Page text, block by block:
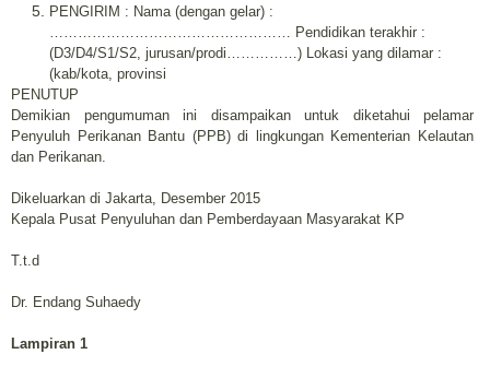
PENGIRIM : Nama (dengan gelar) :
…………………………………………… Pendidikan terakhir :
(D3/D4/S1/S2, jurusan/prodi……………) Lokasi yang dilamar :
(kab/kota, provinsi
PENUTUP
Demikian pengumuman ini disampaikan untuk diketahui pelamar
Penyuluh Perikanan Bantu (PPB) di lingkungan Kementerian Kelautan
dan Perikanan.
Dikeluarkan di Jakarta, Desember 2015
Kepala Pusat Penyuluhan dan Pemberdayaan Masyarakat KP
T.t.d
Dr. Endang Suhaedy
Lampiran 1